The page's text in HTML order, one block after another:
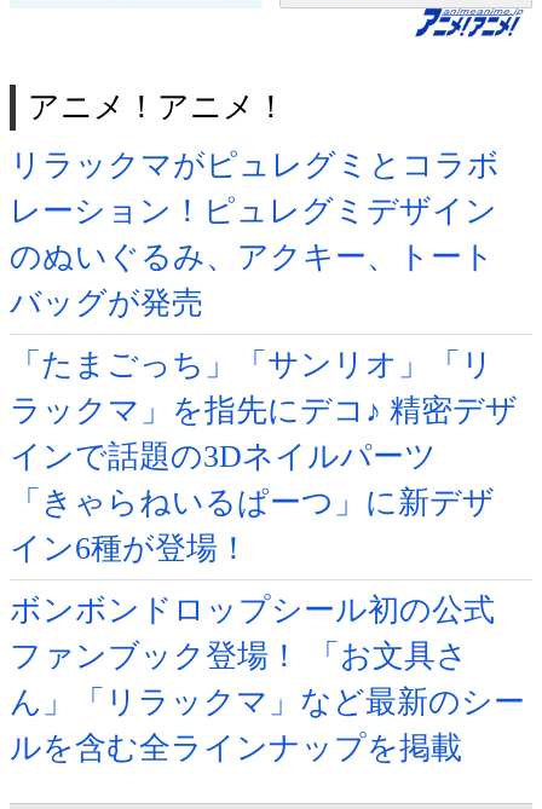
アニメ！アニメ！
リラックマがピュレグミとコラボ
レーション！ピュレグミデザイン
のぬいぐるみ、アクキー、トート
バッグが発売
「たまごっち」「サンリオ」「リ
ラックマ」を指先にデコ♪ 精密デザ
インで話題の3Dネイルパーツ
「きゃらねいるぱーつ」に新デザ
イン6種が登場！
ボンボンドロップシール初の公式
ファンブック登場！ 「お文具さ
ん」「リラックマ」など最新のシー
ルを含む全ラインナップを掲載